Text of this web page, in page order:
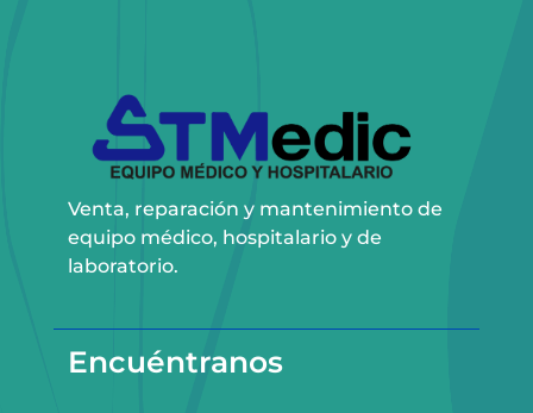
Venta, reparación y mantenimiento de
equipo médico, hospitalario y de
laboratorio.
Encuéntranos